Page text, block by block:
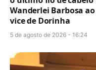
Wanderlei Barbosa
vice de Dorinha
5 de agosto de 2026 - 16:24